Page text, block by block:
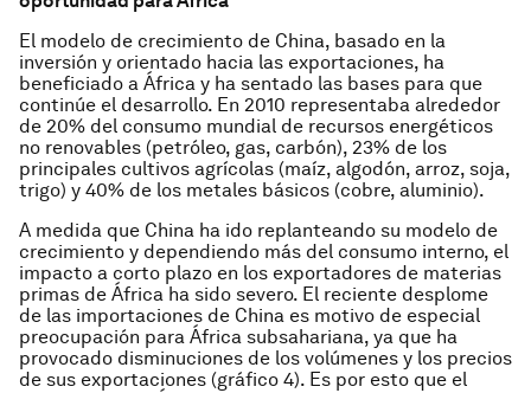
El modelo de crecimiento de China, basado en la
inversión y orientado hacia las exportaciones, ha
beneficiado a África y ha sentado las bases para que
continúe el desarrollo. En 2010 representaba alrededor
de 20% del consumo mundial de recursos energéticos
no renovables (petróleo, gas, carbón), 23% de los
principales cultivos agrícolas (maíz, algodón, arroz, soja,
trigo) y 40% de los metales básicos (cobre, aluminio).
A medida que China ha ido replanteando su modelo de
crecimiento y dependiendo más del consumo interno, el
impacto a corto plazo en los exportadores de materias
primas de África ha sido severo. El reciente desplome
de las importaciones de China es motivo de especial
preocupación para África subsahariana, ya que ha
provocado disminuciones de los volúmenes y los precios
de sus exportaciones (gráfico 4). Es por esto que el